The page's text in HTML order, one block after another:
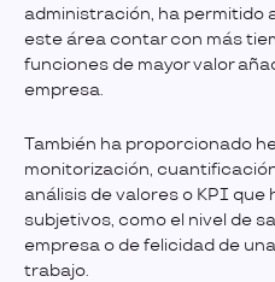
administración, ha permitido
este área contar con más
funciones de mayor valor
empresa.
También ha proporcionado
monitorización,
análisis de valores o KPI
subjetivos, como el nivel de
empresa o de felicidad de
trabajo.